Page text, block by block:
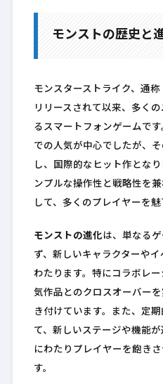
モンストの歴史と
モンスターストライク、通
リリースされて以来、多く
るスマートフォンゲームで
での人気が中心でしたが、
し、国際的なヒット作とな
ンプルな操作性と戦略性を
して、多くのプレイヤーを魅
モンストの進化は、単なる
ず、新しいキャラクターや
わたります。特にコラボレ
気作品とのクロスオーバー
き付けています。また、定
て、新しいステージや機能
にわたりプレイヤーを飽き
す。